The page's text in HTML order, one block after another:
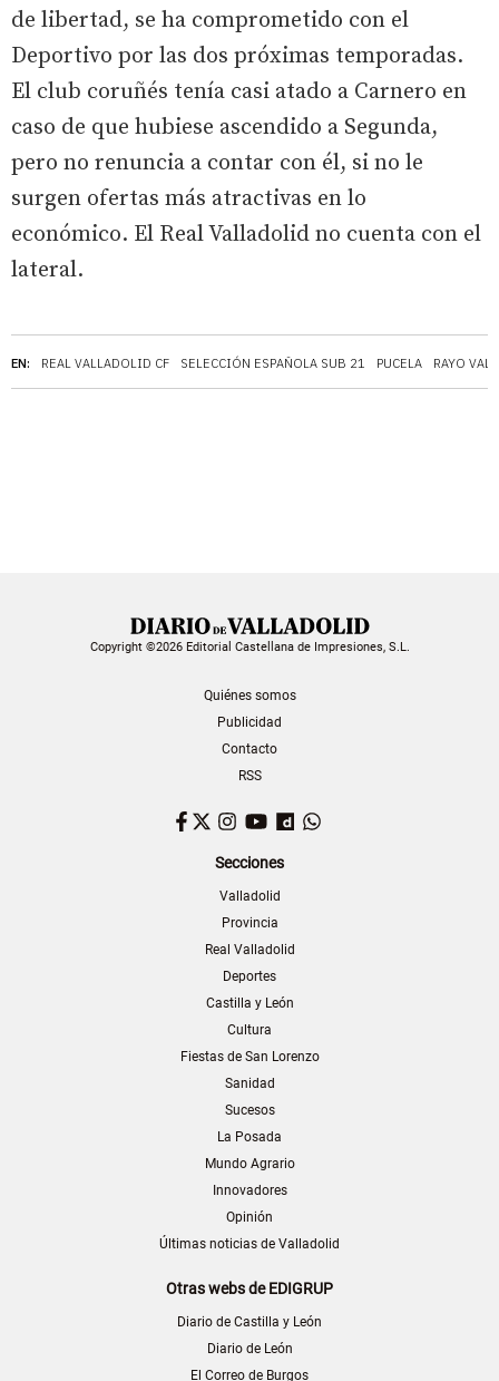
EN: REAL VALLADOLID CF SELECCIÓN ESPAÑOLA SUB 21 PUCELA RAYO
de libertad, se ha comprometido con el
Deportivo por las dos próximas temporadas.
El club coruñés tenía casi atado a Carnero en
caso de que hubiese ascendido a Segunda,
pero no renuncia a contar con él, si no le
surgen ofertas más atractivas en lo
económico. El Real Valladolid no cuenta con el
lateral.
Copyright ©2026 Editorial Castellana de Impresiones, S.L.
Quiénes somos
Publicidad
Contacto
RSS
Facebook
TwitterInstagram
YouTubeDailymotion
Secciones
Valladolid
Provincia
Real Valladolid
Deportes
Castilla y León
Cultura
Fiestas de San Lorenzo
Sanidad
Sucesos
La Posada
Mundo Agrario
Innovadores
Opinión
Últimas noticias de Valladolid
Otras webs de EDIGRUP
Diario de Castilla y León
Diario de León
El Correo de Burgos